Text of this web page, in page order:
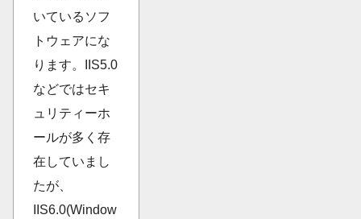
いているソフ
トウェアにな
ります。IIS5.0
などではセキ
ュリティーホ
ールが多く存
在していまし
たが、
IIS6.0(Window